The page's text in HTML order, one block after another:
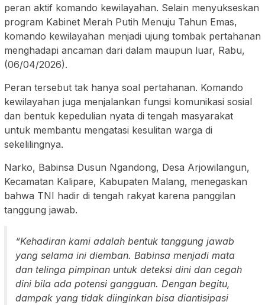
peran aktif komando kewilayahan. Selain menyukseskan
program Kabinet Merah Putih Menuju Tahun Emas,
komando kewilayahan menjadi ujung tombak pertahanan
menghadapi ancaman dari dalam maupun luar, Rabu,
(06/04/2026).
Peran tersebut tak hanya soal pertahanan. Komando
kewilayahan juga menjalankan fungsi komunikasi sosial
dan bentuk kepedulian nyata di tengah masyarakat
untuk membantu mengatasi kesulitan warga di
sekelilingnya.
Narko, Babinsa Dusun Ngandong, Desa Arjowilangun,
Kecamatan Kalipare, Kabupaten Malang, menegaskan
bahwa TNI hadir di tengah rakyat karena panggilan
tanggung jawab.
“Kehadiran kami adalah bentuk tanggung jawab
yang selama ini diemban. Babinsa menjadi mata
dan telinga pimpinan untuk deteksi dini dan cegah
dini bila ada potensi gangguan. Dengan begitu,
dampak yang tidak diinginkan bisa diantisipasi